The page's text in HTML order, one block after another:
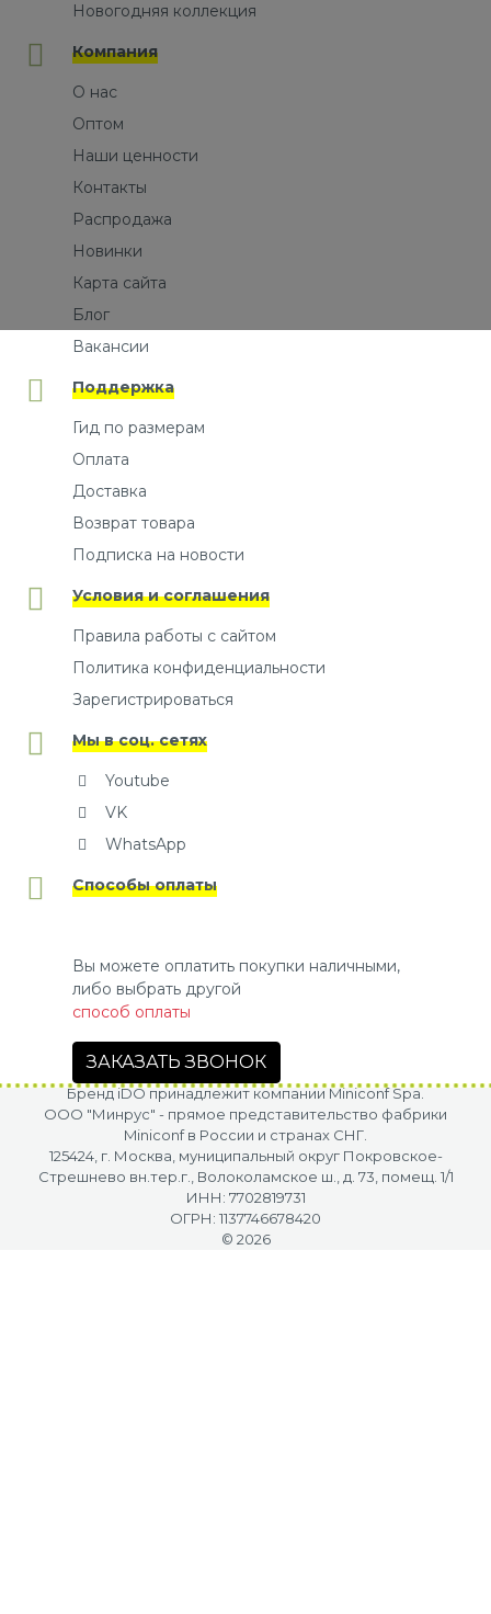
Новогодняя коллекция
Компания
О нас
Оптом
Наши ценности
Контакты
Распродажа
Новинки
Карта сайта
Блог
Вакансии
Поддержка
Гид по размерам
Оплата
Доставка
Возврат товара
Подписка на новости
Условия и соглашения
Правила работы с сайтом
Политика конфиденциальности
Зарегистрироваться
Мы в соц. сетях
Youtube
VK
WhatsApp
Способы оплаты
Вы можете оплатить покупки наличными,
либо выбрать другой
способ оплаты
ЗАКАЗАТЬ ЗВОНОК
Бренд iDO принадлежит компании Miniconf Spa.
OOO "Минрус" - прямое представительство фабрики
Miniconf в России и странах СНГ.
125424, г. Москва, муниципальный округ Покровское-
Стрешнево вн.тер.г., Волоколамское ш., д. 73, помещ. 1/1
ИНН: 7702819731
ОГРН: 1137746678420
© 2026